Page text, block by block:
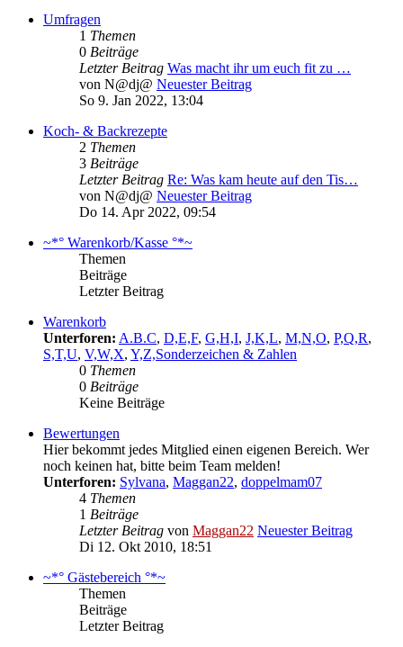
Umfragen
1 Themen
0 Beiträge
Letzter Beitrag Was macht ihr um euch fit zu …
von N@dj@ Neuester Beitrag
So 9. Jan 2022, 13:04
Koch- & Backrezepte
2 Themen
3 Beiträge
Letzter Beitrag Re: Was kam heute auf den Tis…
von N@dj@ Neuester Beitrag
Do 14. Apr 2022, 09:54
~*° Warenkorb/Kasse °*~
Themen
Beiträge
Letzter Beitrag
Warenkorb
Unterforen: A.B.C, D,E,F, G,H,I, J,K,L, M,N,O, P,Q,R,
S,T,U, V,W,X, Y,Z,Sonderzeichen & Zahlen
0 Themen
0 Beiträge
Keine Beiträge
Bewertungen
Hier bekommt jedes Mitglied einen eigenen Bereich. Wer
noch keinen hat, bitte beim Team melden!
Unterforen: Sylvana, Maggan22, doppelmam07
4 Themen
1 Beiträge
Letzter Beitrag von Maggan22 Neuester Beitrag
Di 12. Okt 2010, 18:51
~*° Gästebereich °*~
Themen
Beiträge
Letzter Beitrag